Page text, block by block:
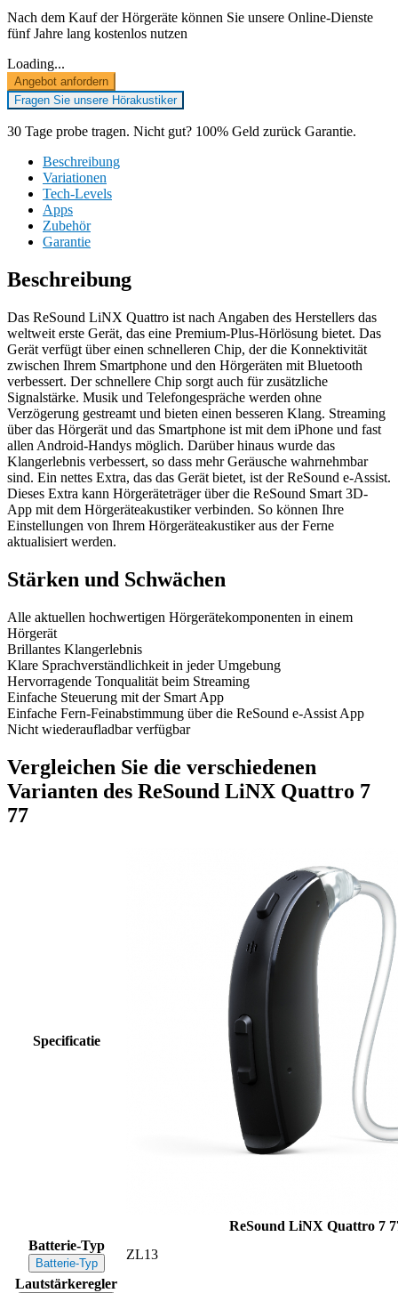
Nach dem Kauf der Hörgeräte können Sie unsere Online-Dienste
fünf Jahre lang kostenlos nutzen
Loading...
Angebot anfordern
Fragen Sie unsere Hörakustiker
30 Tage probe tragen. Nicht gut? 100% Geld zurück Garantie.
Beschreibung
Variationen
Tech-Levels
Apps
Zubehör
Garantie
Beschreibung
Das ReSound LiNX Quattro ist nach Angaben des Herstellers das
weltweit erste Gerät, das eine Premium-Plus-Hörlösung bietet. Das
Gerät verfügt über einen schnelleren Chip, der die Konnektivität
zwischen Ihrem Smartphone und den Hörgeräten mit Bluetooth
verbessert. Der schnellere Chip sorgt auch für zusätzliche
Signalstärke. Musik und Telefongespräche werden ohne
Verzögerung gestreamt und bieten einen besseren Klang. Streaming
über das Hörgerät und das Smartphone ist mit dem iPhone und fast
allen Android-Handys möglich. Darüber hinaus wurde das
Klangerlebnis verbessert, so dass mehr Geräusche wahrnehmbar
sind. Ein nettes Extra, das das Gerät bietet, ist der ReSound e-Assist.
Dieses Extra kann Hörgeräteträger über die ReSound Smart 3D-
App mit dem Hörgeräteakustiker verbinden. So können Ihre
Einstellungen von Ihrem Hörgeräteakustiker aus der Ferne
aktualisiert werden.
Stärken und Schwächen
Alle aktuellen hochwertigen Hörgerätekomponenten in einem
Hörgerät
Brillantes Klangerlebnis
Klare Sprachverständlichkeit in jeder Umgebung
Hervorragende Tonqualität beim Streaming
Einfache Steuerung mit der Smart App
Einfache Fern-Feinabstimmung über die ReSound e-Assist App
Nicht wiederaufladbar verfügbar
Vergleichen Sie die verschiedenen
Varianten des ReSound LiNX Quattro 7
77
Specificatie
ReSound LiNX Quattro 7
Batterie-Typ
Batterie-Typ
ZL13
Lautstärkeregler